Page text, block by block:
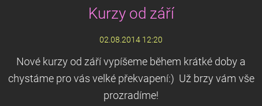
Kurzy od září
02.08.2014 12:20
Nové kurzy od září vypíšeme během krátké doby a
chystáme pro vás velké překvapení:) Už brzy vám vše
prozradíme!